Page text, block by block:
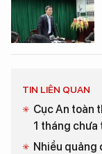
TIN LIÊN QUAN
Cục An toàn
1 tháng chưa
Nhiều quảng